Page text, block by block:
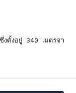
งตั้งอยู่ 340 เมตรจาก